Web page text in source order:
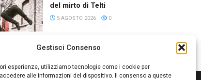
Gestisci Consenso
esperienze, utilizziamo tecnologie come i cookie per
alle informazioni del dispositivo. Il consenso a queste
del mirto di Telti
5 AGOSTO 2026 0